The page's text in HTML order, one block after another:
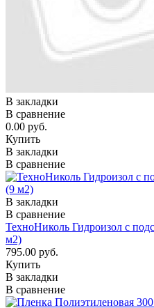
В закладки
В сравнение
0.00 руб.
Купить
В закладки
В сравнение
В закладки
В сравнение
ТехноНиколь Гидроизол с
м2)
795.00 руб.
Купить
В закладки
В сравнение